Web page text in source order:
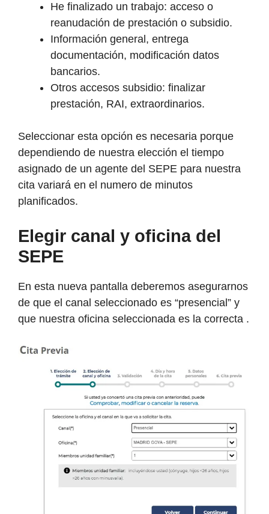
He finalizado un trabajo: acceso o
reanudación de prestación o subsidio.
Información general, entrega
documentación, modificación datos
bancarios.
Otros accesos subsidio: finalizar
prestación, RAI, extraordinarios.
Seleccionar esta opción es necesaria porque
dependiendo de nuestra elección el tiempo
asignado de un agente del SEPE para nuestra
cita variará en el numero de minutos
planificados.
Elegir canal y oficina del
SEPE
En esta nueva pantalla deberemos asegurarnos
de que el canal seleccionado es “presencial” y
que nuestra oficina seleccionada es la correcta .